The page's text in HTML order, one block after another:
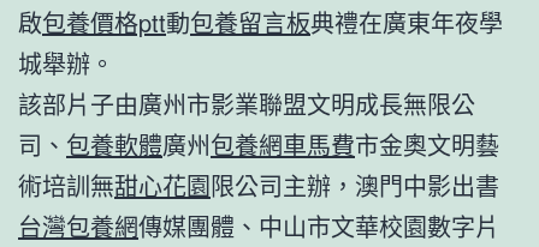
啟包養價格ptt動包養留言板典禮在廣東年夜學
城舉辦。
該部片子由廣州市影業聯盟文明成長無限公
司、 包養軟體廣州包養網車馬費市金奧文明藝
術培訓無甜心花園限公司主辦，澳門中影出書
台灣包養網傳媒團體、中山市文華校園數字片